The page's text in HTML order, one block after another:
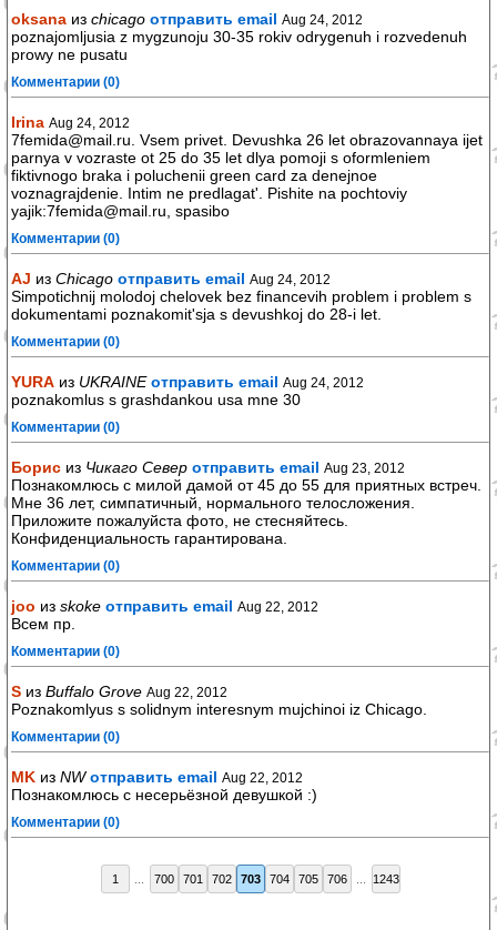
oksana из chicago отправить email Aug 24, 2012
poznajomljusia z mygzunoju 30-35 rokiv odrygenuh i rozvedenuh
prowy ne pusatu
Комментарии (0)
Irina Aug 24, 2012
7femida@mail.ru. Vsem privet. Devushka 26 let obrazovannaya ijet
parnya v vozraste ot 25 do 35 let dlya pomoji s oformleniem
fiktivnogo braka i poluchenii green card za denejnoe
voznagrajdenie. Intim ne predlagat'. Pishite na pochtoviy
yajik:7femida@mail.ru, spasibo
Комментарии (0)
AJ из Chicago отправить email Aug 24, 2012
Simpotichnij molodoj chelovek bez financevih problem i problem s
dokumentami poznakomit'sja s devushkoj do 28-i let.
Комментарии (0)
YURA из UKRAINE отправить email Aug 24, 2012
poznakomlus s grashdankou usa mne 30
Комментарии (0)
Борис из Чикаго Север отправить email Aug 23, 2012
Познакомлюсь с милой дамой от 45 до 55 для приятных встреч.
Мне 36 лет, симпатичный, нормального телосложения.
Приложите пожалуйста фото, не стесняйтесь.
Конфиденциальность гарантирована.
Комментарии (0)
joo из skoke отправить email Aug 22, 2012
Всем пр.
Комментарии (0)
S из Buffalo Grove Aug 22, 2012
Poznakomlyus s solidnym interesnym mujchinoi iz Chicago.
Комментарии (0)
MK из NW отправить email Aug 22, 2012
Познакомлюсь с несерьёзной девушкой :)
Комментарии (0)
1 700 701 702 703 704 705 706 1243